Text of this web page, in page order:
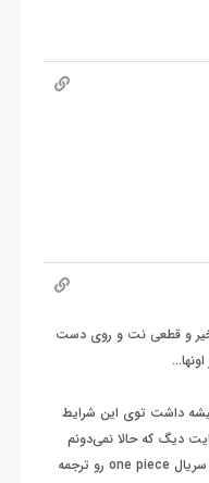
و قطعی نت و روی دست
داشت توی این شرایط
دیگ که حالا نمی‌دونم
مترجمین اختصاصی دارن یا نه چند قسمت از سریال one piece رو ترجمه